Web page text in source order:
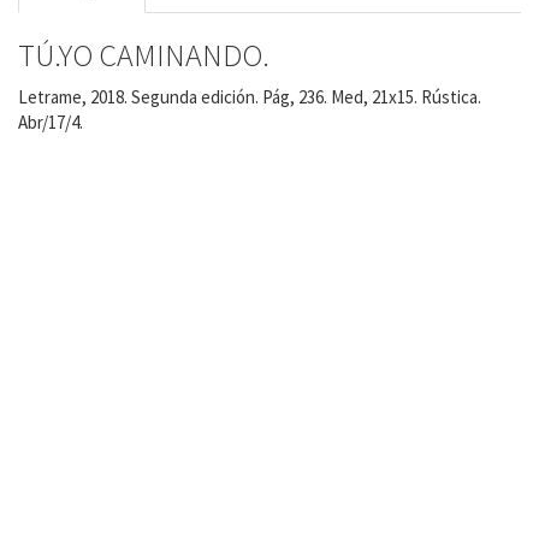
TÚ.YO CAMINANDO.
Letrame, 2018. Segunda edición. Pág, 236. Med, 21x15. Rústica.
Abr/17/4.